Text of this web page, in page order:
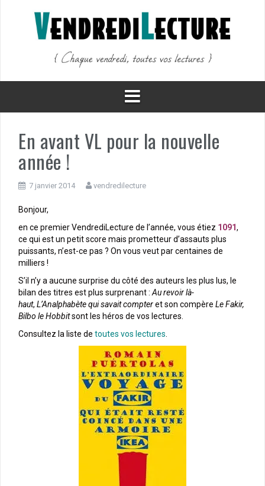
En avant VL pour la nouvelle
année !
7 janvier 2014 vendredilecture
Bonjour,
en ce premier VendrediLecture de l’année, vous étiez 1091,
ce qui est un petit score mais prometteur d’assauts plus
puissants, n’est-ce pas ? On vous veut par centaines de
milliers !
S’il n’y a aucune surprise du côté des auteurs les plus lus, le
bilan des titres est plus surprenant : Au revoir là-
haut, L’Analphabète qui savait compteret son compère Le Fakir,
Bilbo le Hobbitsont les héros de vos lectures.
Consultez la liste de toutes vos lectures